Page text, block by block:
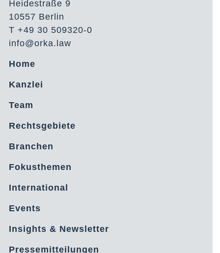
Heidestraße 9
10557 Berlin
T +49 30 509320-0
info@orka.law
Home
Kanzlei
Team
Rechtsgebiete
Branchen
Fokusthemen
International
Events
Insights & Newsletter
Pressemitteilungen